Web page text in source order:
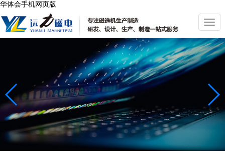
华体会手机网页版
切
换
导
航